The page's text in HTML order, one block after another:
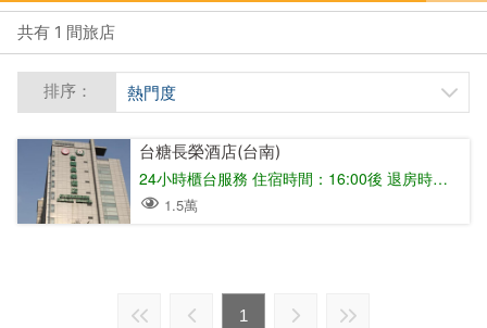
共有 1 間旅店
排序： 熱門度
台糖長榮酒店(台南)
24小時櫃台服務 住宿時間：16:00後 退房時間：11:00前
1.5萬
1